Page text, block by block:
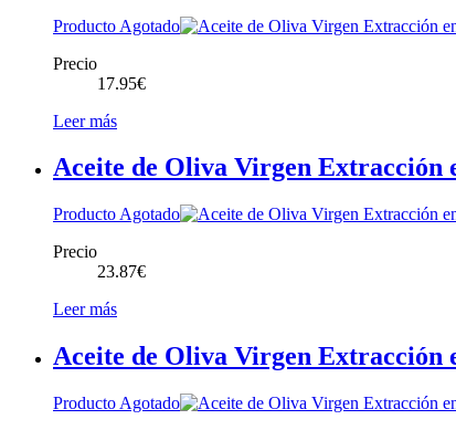
Producto Agotado
Precio
17.95€
Leer más
Aceite de Oliva Virgen Extracción
Producto Agotado
Precio
23.87€
Leer más
Aceite de Oliva Virgen Extracción
Producto Agotado